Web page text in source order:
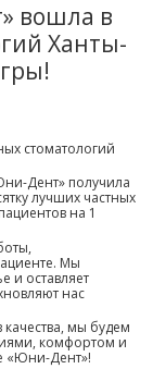
вошла в
Ханты-
стоматологий
Дент» получила
лучших частных
на 1
Мы
и оставляет
нас
мы будем
комфортом и
«Юни-Дент»!